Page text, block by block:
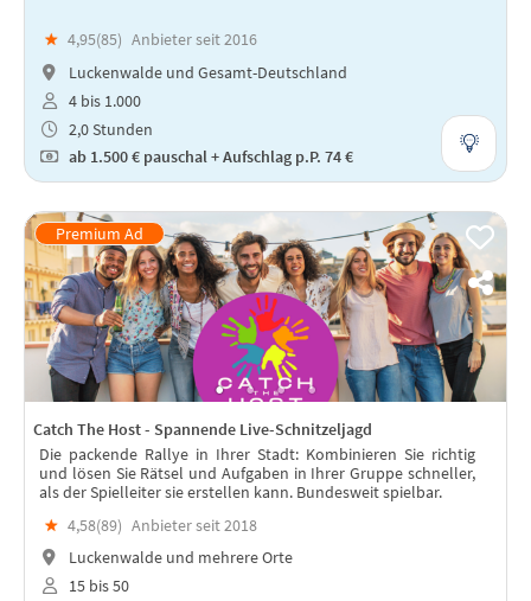
★ 4,95(85) Anbieter seit 2016
Luckenwalde und Gesamt-Deutschland
4 bis 1.000
2,0 Stunden
ab1.500 € pauschal + Aufschlag p.P. 74 €
Catch The Host - Spannende Live-Schnitzeljagd
Die packende Rallye in Ihrer Stadt: Kombinieren Sie richtig
und lösen Sie Rätsel und Aufgaben in Ihrer Gruppe schneller,
als der Spielleiter sie erstellen kann. Bundesweit spielbar.
★ 4,58(89) Anbieter seit 2018
Luckenwalde und mehrere Orte
15 bis 50